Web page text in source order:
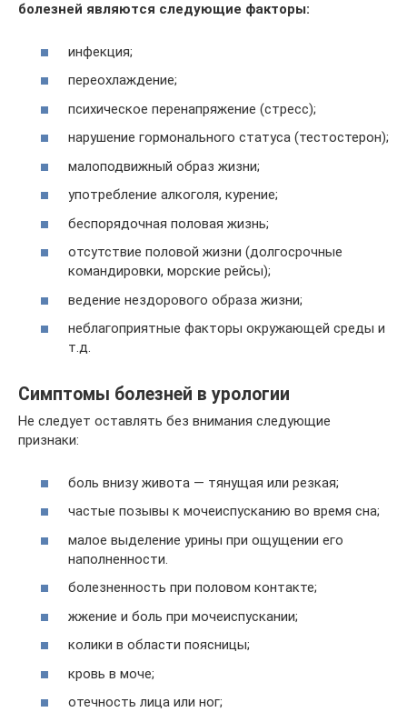
болезней являются следующие факторы:
инфекция;
переохлаждение;
психическое перенапряжение (стресс);
нарушение гормонального статуса (тестостерон);
малоподвижный образ жизни;
употребление алкоголя, курение;
беспорядочная половая жизнь;
отсутствие половой жизни (долгосрочные
командировки, морские рейсы);
ведение нездорового образа жизни;
неблагоприятные факторы окружающей среды и
т.д.
Симптомы болезней в урологии
Не следует оставлять без внимания следующие
признаки:
боль внизу живота — тянущая или резкая;
частые позывы к мочеиспусканию во время сна;
малое выделение урины при ощущении его
наполненности.
болезненность при половом контакте;
жжение и боль при мочеиспускании;
колики в области поясницы;
кровь в моче;
отечность лица или ног;